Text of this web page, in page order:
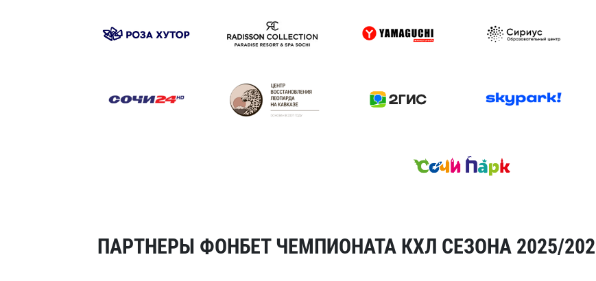
ПАРТНЕРЫ ФОНБЕТ ЧЕМПИОНАТА КХЛ СЕЗОНА 2025/